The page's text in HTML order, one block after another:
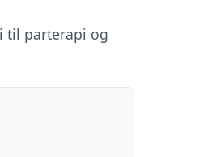
til parterapi og